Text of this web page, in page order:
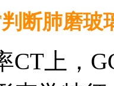
肺磨玻
上，